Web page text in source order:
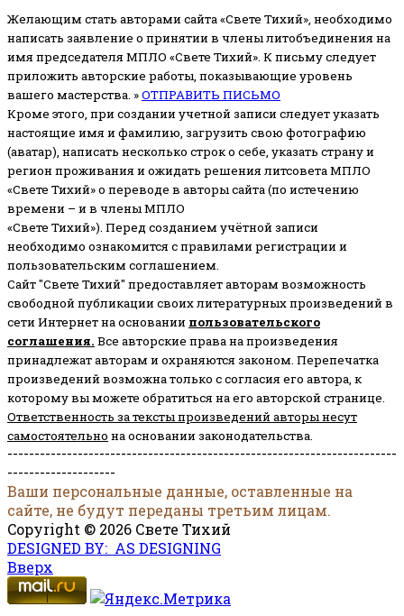
Желающим стать авторами сайта «Свете Тихий», необходимо
написать заявление о принятии в члены литобъединения на
имя председателя МПЛО «Свете Тихий». К письму следует
приложить авторские работы, показывающие уровень
вашего мастерства. »ОТПРАВИТЬ ПИСЬМО
Кроме этого, при создании учетной записи следует указать
настоящие имя и фамилию, загрузить свою фотографию
(аватар), написать несколько строк о себе, указать страну и
регион проживания и ожидать решения литсовета МПЛО
«Свете Тихий» о переводе в авторы сайта (по истечению
времени – и в члены МПЛО
«Свете Тихий»). Перед созданием учётной записи
необходимо ознакомится с правилами регистрации и
пользовательским соглашением.
Сайт "Свете Тихий" предоставляет авторам возможность
свободной публикации своих литературных произведений в
сети Интернет на основании пользовательского
соглашения. Все авторские права на произведения
принадлежат авторам и охраняются законом. Перепечатка
произведений возможна только с согласия его автора, к
которому вы можете обратиться на его авторской странице.
Ответственность за тексты произведений авторы несут
самостоятельно на основании законодательства.
------------------------------------------------------------------------
--------------------
Ваши персональные данные, оставленные на
сайте, не будут переданы третьим лицам.
Copyright © 2026 Свете Тихий
DESIGNED BY: AS DESIGNING
Вверх